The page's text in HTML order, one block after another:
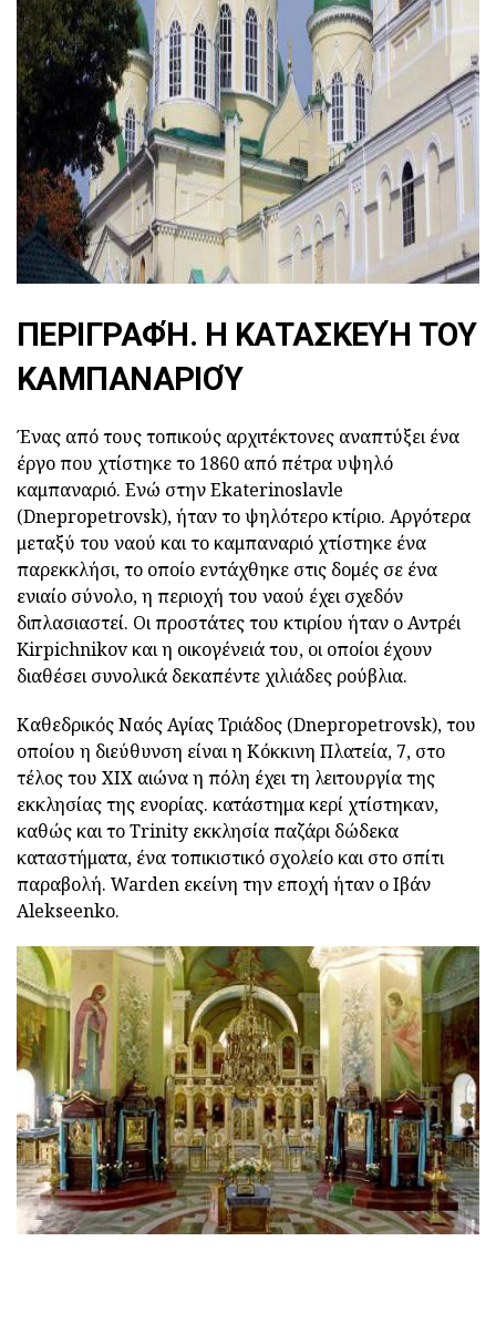
ad
ΠΕΡΙΓΡΑΦΉ. Η ΚΑΤΑΣΚΕΥΉ ΤΟΥ
ΚΑΜΠΑΝΑΡΙΟΎ
Ένας από τους τοπικούς αρχιτέκτονες αναπτύξει ένα
έργο που χτίστηκε το 1860 από πέτρα υψηλό
καμπαναριό. Ενώ στην Ekaterinoslavle
(Dnepropetrovsk), ήταν το ψηλότερο κτίριο. Αργότερα
μεταξύ του ναού και το καμπαναριό χτίστηκε ένα
παρεκκλήσι, το οποίο εντάχθηκε στις δομές σε ένα
ενιαίο σύνολο, η περιοχή του ναού έχει σχεδόν
διπλασιαστεί. Οι προστάτες του κτιρίου ήταν ο Αντρέι
Kirpichnikov και η οικογένειά του, οι οποίοι έχουν
διαθέσει συνολικά δεκαπέντε χιλιάδες ρούβλια.
Καθεδρικός Ναός Αγίας Τριάδος (Dnepropetrovsk), του
οποίου η διεύθυνση είναι η Κόκκινη Πλατεία, 7, στο
τέλος του ΧΙΧ αιώνα η πόλη έχει τη λειτουργία της
εκκλησίας της ενορίας. κατάστημα κερί χτίστηκαν,
καθώς και το Trinity εκκλησία παζάρι δώδεκα
καταστήματα, ένα τοπικιστικό σχολείο και στο σπίτι
παραβολή. Warden εκείνη την εποχή ήταν ο Ιβάν
Alekseenko.